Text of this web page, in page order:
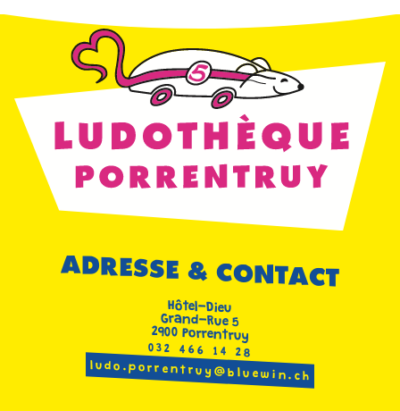
ADRESSE & CONTACT
Hôtel-Dieu
Grand-Rue 5
2900 Porrentruy
032 466 14 28
ludo.porrentruy@bluewin.ch